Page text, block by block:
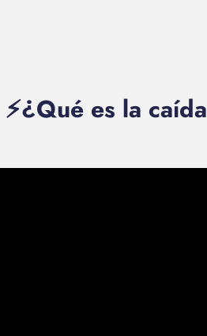
es la caída